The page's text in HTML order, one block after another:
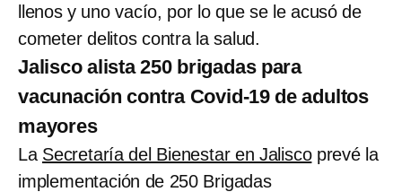
llenos y uno vacío, por lo que se le acusó de
cometer delitos contra la salud.
Jalisco alista 250 brigadas para
vacunación contra Covid-19 de adultos
mayores
La Secretaría del Bienestar en Jaliscoprevé la
implementación de 250 Brigadas